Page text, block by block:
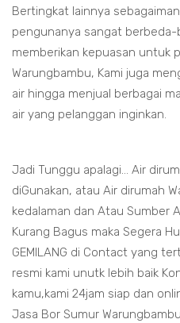
Bertingkat lainnya
pengunanya sangat berbeda-
memberikan kepuasan untuk
Warungbambu, Kami juga
air hingga menjual berbagai
air yang pelanggan inginkan.
Jadi Tunggu apalagi... Air
diGunakan, atau Air dirumah
kedalaman dan Atau Sumber
Kurang Bagus maka Segera
GEMILANG di Contact yang
resmi kami unutk lebih baik
kamu,kami 24jam siap dan
Jasa Bor Sumur